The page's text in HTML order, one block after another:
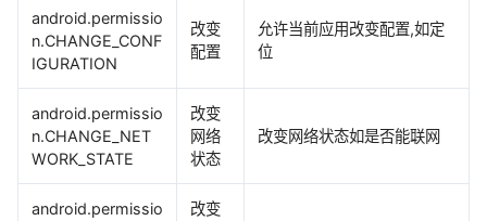
android.permissio
n.CHANGE_CONF
IGURATION
改变
配置
允许当前应用改变配置,如定
位
android.permissio
n.CHANGE_NET
WORK_STATE
改变
网络
状态
改变网络状态如是否能联网
android.permissio
改变